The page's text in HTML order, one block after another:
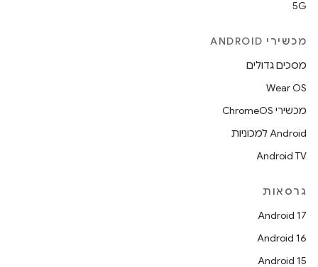
5G
מכשירי ANDROID
מסכים גדולים
Wear OS
מכשירי ChromeOS
Android למכוניות
Android TV
גרסאות
Android 17
Android 16
Android 15